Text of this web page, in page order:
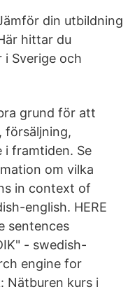
din utbildning
hittar du
Sverige och
grund för att
försäljning,
i framtiden. Se
om vilka
in context of
english. HERE
sentences
- swedish-
engine for
Nätburen kurs i